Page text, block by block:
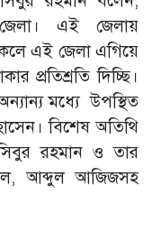
এই জেলায়
এই জেলা এগিয়ে
প্রতিশ্রতি দিচ্ছি।
মধ্যে উপস্থিত
বিশেষ অতিথি
রহমান ও তার
আব্দুল আজিজসহ